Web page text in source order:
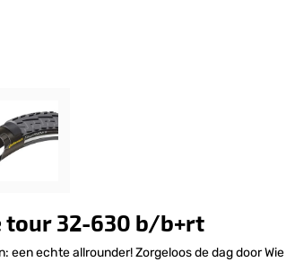
tour 32-630 b/b+rt
een echte allrounder! Zorgeloos de dag door